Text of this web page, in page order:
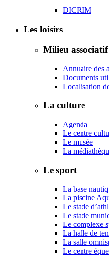
DICRIM
Les loisirs
Milieu associatif
Annuaire des
Documents
Localisation
La culture
Agenda
Le centre
Le musée
La
Le sport
La base
La piscine
Le stade
Le stade
Le complexe
La halle de
La salle
Le centre